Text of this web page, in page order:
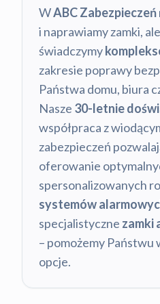
WABC Zabezpieczeń
i naprawiamy zamki,
świadczymy
zakresie poprawy
Państwa domu, biura
Nasze 30-letnie
współpraca z
zabezpieczeń
oferowanie
spersonalizowanych
systemów
specjalistyczne zamki
– pomożemy Państwu
opcje.